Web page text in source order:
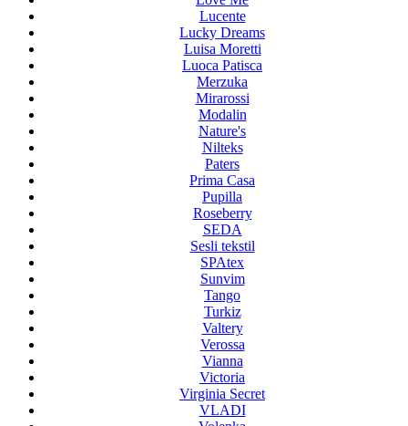
Lucente
Lucky Dreams
Luisa Moretti
Luoca Patisca
Merzuka
Mirarossi
Modalin
Nature's
Nilteks
Paters
Prima Casa
Pupilla
Roseberry
SEDA
Sesli tekstil
SPAtex
Sunvim
Tango
Turkiz
Valtery
Verossa
Vianna
Victoria
Virginia Secret
VLADI